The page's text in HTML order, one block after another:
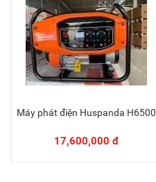
Thêm vào giỏ
Máy phát điện Huspanda H6500
17,600,000 đ